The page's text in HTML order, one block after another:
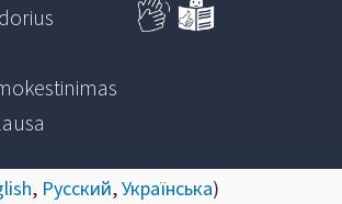
, Русский,Українська)